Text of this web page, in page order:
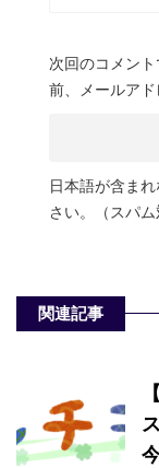
次回のコメン
前、メールアド
日本語が含ま
さい。（スパム
関連記事